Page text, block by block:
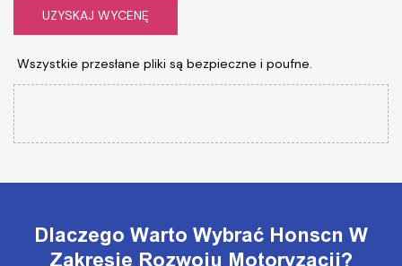
UZYSKAJ WYCENĘ
Wszystkie przesłane pliki są bezpieczne i poufne.
Dlaczego Warto Wybrać Honscn W
Zakresie Rozwoju Motoryzacji?